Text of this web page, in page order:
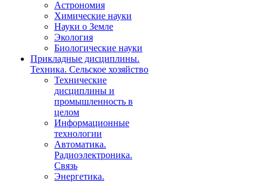
Астрономия
Химические науки
Науки о Земле
Экология
Биологические науки
Прикладные дисциплины.
Техника. Сельское хозяйство
Технические
дисциплины и
промышленность в
целом
Информационные
технологии
Автоматика.
Радиоэлектроника.
Связь
Энергетика.